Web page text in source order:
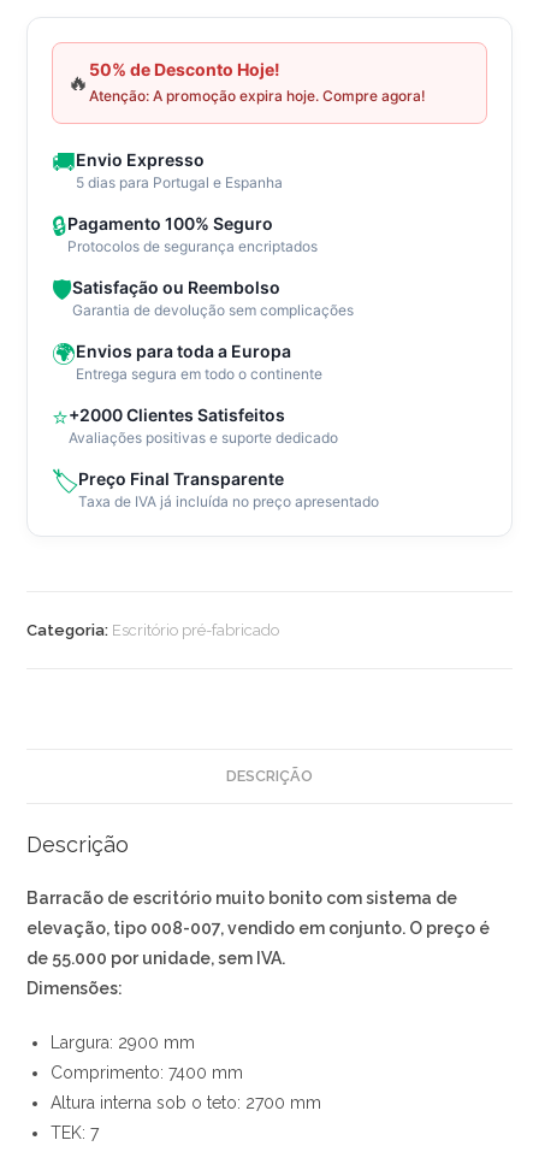
escritório
integrado
🔥
50% de Desconto Hoje!
Atenção: A promoção expira hoje. Compre agora!
🚚Envio Expresso
5 dias para Portugal e Espanha
🔒Pagamento 100% Seguro
Protocolos de segurança encriptados
🛡️Satisfação ou Reembolso
Garantia de devolução sem complicações
🌍Envios para toda a Europa
Entrega segura em todo o continente
⭐+2000 Clientes Satisfeitos
Avaliações positivas e suporte dedicado
🏷️Preço Final Transparente
Taxa de IVA já incluída no preço apresentado
Categoria: Escritório pré-fabricado
DESCRIÇÃO
Descrição
Barracão de escritório muito bonito com sistema de
elevação, tipo 008-007, vendido em conjunto. O preço é
de 55.000 por unidade, sem IVA.
Dimensões:
Largura: 2900 mm
Comprimento: 7400 mm
Altura interna sob o teto: 2700 mm
TEK: 7